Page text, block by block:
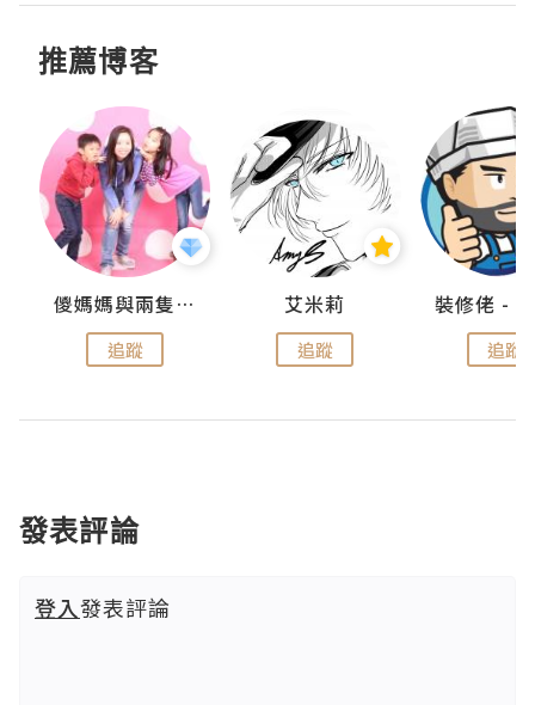
推薦博客
儍媽媽與兩隻小魔怪之家
追蹤
艾米莉
追蹤 追蹤
發表評論
登入發表評論